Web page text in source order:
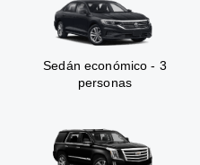
Sedán económico - 3
personas